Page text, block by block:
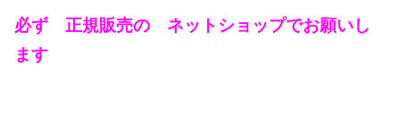
必ず 正規販売の ネットショップでお願いし
ます